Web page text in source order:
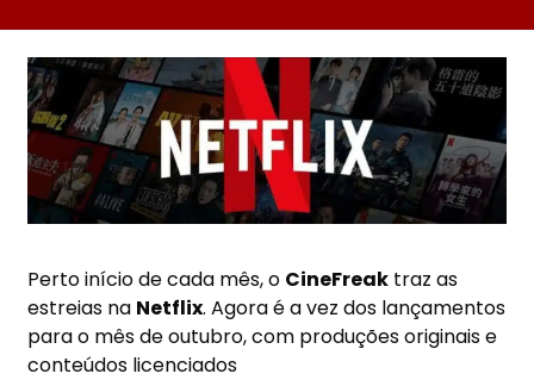
Perto início de cada mês, o CineFreak traz as
estreias na Netflix. Agora é a vez dos lançamentos
para o mês de outubro, com produções originais e
conteúdos licenciados